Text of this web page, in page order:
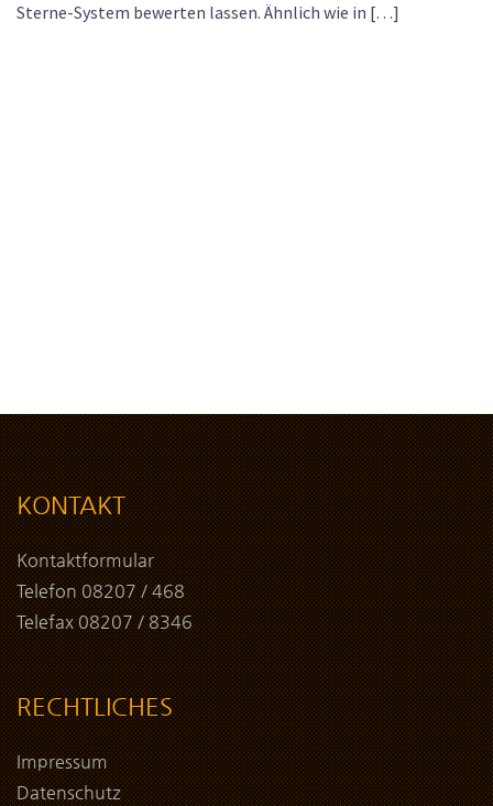
Sterne-System bewerten lassen. Ähnlich wie in […]
KONTAKT
Kontaktformular
Telefon 08207 / 468
Telefax 08207 / 8346
RECHTLICHES
Impressum
Datenschutz